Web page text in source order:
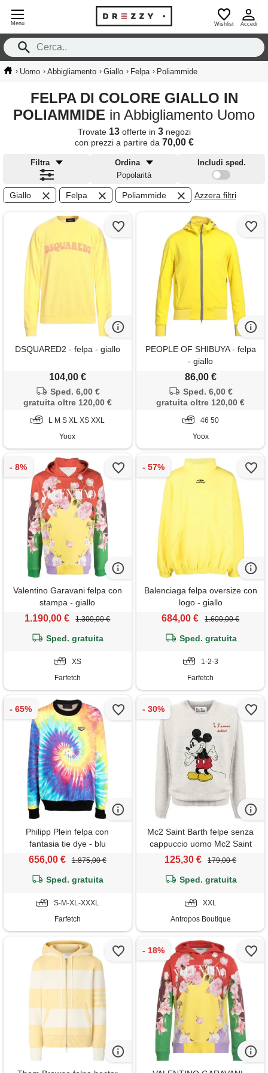
Menu Wishlist Accedi
› Uomo › Abbigliamento › Giallo › Felpa › Poliammide
FELPA DI COLORE GIALLO IN
POLIAMMIDE in Abbigliamento Uomo
Trovate 13offerte in 3negozi
con prezzi a partire da 70,00 €
Filtra
Ordina
Popolarità
Includi sped.
Giallo Felpa Poliammide Azzera filtri
DSQUARED2 - felpa - giallo
104,00 €
Sped. 6,00 €
gratuita oltre 120,00 €
L M S XL XS XXL
Yoox
PEOPLE OF SHIBUYA - felpa
- giallo
86,00 €
Sped. 6,00 €
gratuita oltre 120,00 €
46 50
Yoox
Valentino Garavani felpa con
stampa - giallo
1.190,00 € 1.300,00 €
Sped. gratuita
XS
Farfetch
Balenciaga felpa oversize con
logo - giallo
684,00 € 1.600,00 €
Sped. gratuita
1-2-3
Farfetch
Philipp Plein felpa con
fantasia tie dye - blu
656,00 € 1.875,00 €
Sped. gratuita
S-M-XL-XXXL
Farfetch
Mc2 Saint Barth felpe senza
cappuccio uomo Mc2 Saint
Barth - heron mickey detto 10
125,30 € 179,00 €
Sped. gratuita
XXL
Antropos Boutique